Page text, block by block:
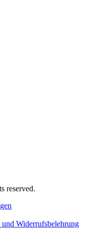
reserved.
Widerrufsbelehrung